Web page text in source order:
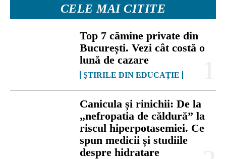
CELE MAI CITITE
Top 7 cămine private din
București. Vezi cât costă o
lună de cazare
ȘTIRILE DIN EDUCAȚIE
Canicula și rinichii: De la
„nefropatia de căldură” la
riscul hiperpotasemiei. Ce
spun medicii și studiile
despre hidratare